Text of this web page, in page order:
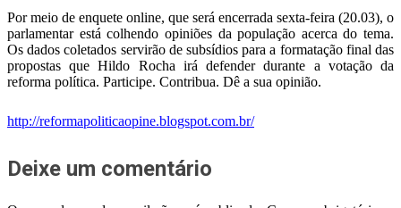
Por meio de enquete online, que será encerrada sexta-feira (20.03), o
parlamentar está colhendo opiniões da população acerca do tema.
Os dados coletados servirão de subsídios para a formatação final das
propostas que Hildo Rocha irá defender durante a votação da
reforma política. Participe. Contribua. Dê a sua opinião.
http://reformapoliticaopine.blogspot.com.br/
Deixe um comentário